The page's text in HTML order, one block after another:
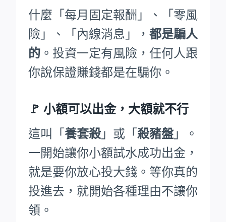
什麼「每月固定報酬」、「零風
險」、「內線消息」， 都是騙人
的 。投資一定有風險，任何人跟
你說保證賺錢都是在騙你。
🚩 小額可以出金，大額就不行
這叫「 養套殺」或「 殺豬盤 」。
一開始讓你小額試水成功出金，
就是要你放心投大錢。等你真的
投進去，就開始各種理由不讓你
領。